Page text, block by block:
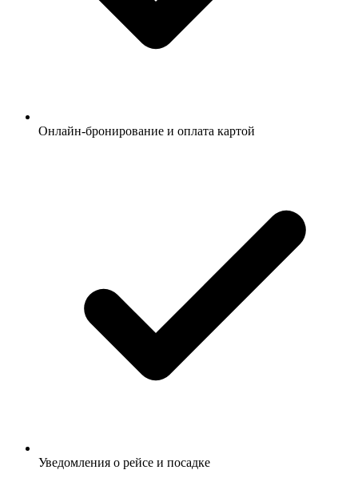
Онлайн-бронирование и оплата картой
Уведомления о рейсе и посадке